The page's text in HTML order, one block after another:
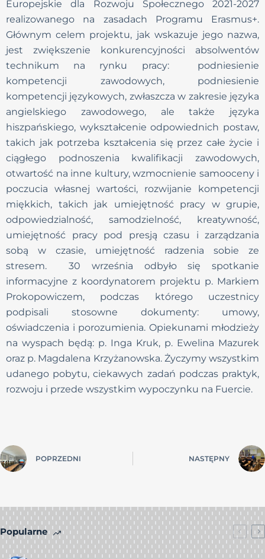
Europejskie dla Rozwoju Społecznego 2021-2027
realizowanego na zasadach Programu Erasmus+.
Głównym celem projektu, jak wskazuje jego nazwa,
jest zwiększenie konkurencyjności absolwentów
technikum na rynku pracy: podniesienie
kompetencji zawodowych, podniesienie
kompetencji językowych, zwłaszcza w zakresie języka
angielskiego zawodowego, ale także języka
hiszpańskiego, wykształcenie odpowiednich postaw,
takich jak potrzeba kształcenia się przez całe życie i
ciągłego podnoszenia kwalifikacji zawodowych,
otwartość na inne kultury, wzmocnienie samooceny i
poczucia własnej wartości, rozwijanie kompetencji
miękkich, takich jak umiejętność pracy w grupie,
odpowiedzialność, samodzielność, kreatywność,
umiejętność pracy pod presją czasu i zarządzania
sobą w czasie, umiejętność radzenia sobie ze
stresem. 30 września odbyło się spotkanie
informacyjne z koordynatorem projektu p. Markiem
Prokopowiczem, podczas którego uczestnicy
podpisali stosowne dokumenty: umowy,
oświadczenia i porozumienia. Opiekunami młodzieży
na wyspach będą: p. Inga Kruk, p. Ewelina Mazurek
oraz p. Magdalena Krzyżanowska. Życzymy wszystkim
udanego pobytu, ciekawych zadań podczas praktyk,
rozwoju i przede wszystkim wypoczynku na Fuercie.
POPRZEDNI NASTĘPNY
Popularne